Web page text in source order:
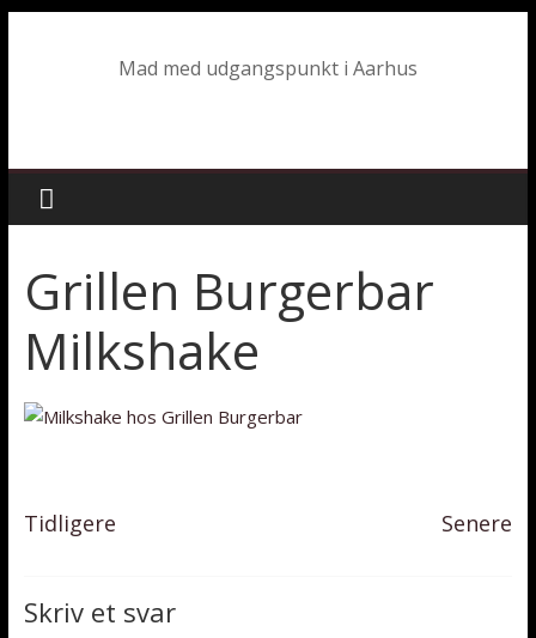
Mad med udgangspunkt i Aarhus
Grillen Burgerbar
Milkshake
Tidligere Senere
Skriv et svar